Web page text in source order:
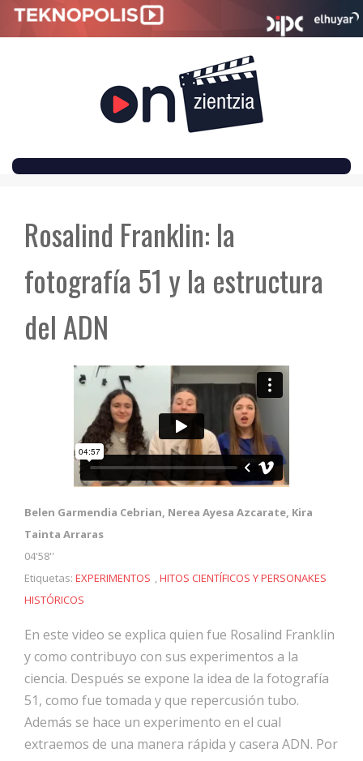
CONTENT
Rosalind Franklin: la
fotografía 51 y la estructura
del ADN
Belen Garmendia Cebrian, Nerea Ayesa Azcarate, Kira
Tainta Arraras
04'58''
Etiquetas: EXPERIMENTOS ,HITOS CIENTÍFICOS Y PERSONAKES
HISTÓRICOS
En este video se explica quien fue Rosalind Franklin
y como contribuyo con sus experimentos a la
ciencia. Después se expone la idea de la fotografía
51, como fue tomada y que repercusión tubo.
Además se hace un experimento en el cual
extraemos de una manera rápida y casera ADN. Por